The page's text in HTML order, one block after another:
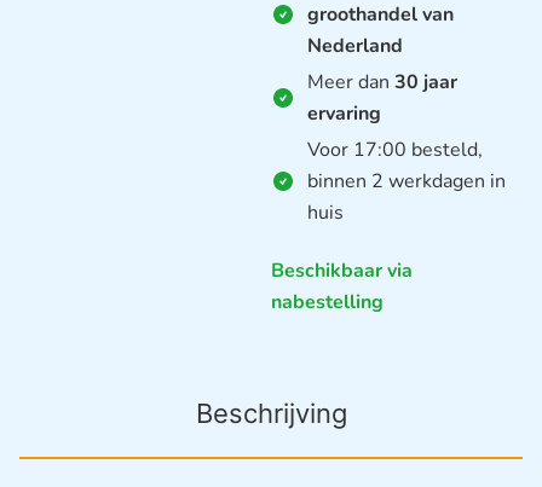
groothandel van
Nederland
Meer dan 30 jaar
ervaring
Voor 17:00 besteld,
binnen 2 werkdagen in
huis
Beschikbaar via
nabestelling
Beschrijving